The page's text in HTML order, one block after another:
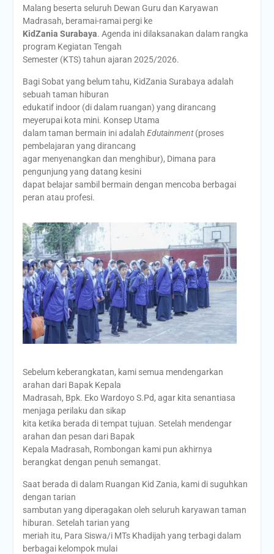
Malang beserta seluruh Dewan Guru dan Karyawan
Madrasah, beramai-ramai pergi ke
KidZania Surabaya. Agenda ini dilaksanakan dalam rangka
program Kegiatan Tengah
Semester (KTS) tahun ajaran 2025/2026.
Bagi Sobat yang belum tahu, KidZania Surabaya adalah
sebuah taman hiburan
edukatif indoor (di dalam ruangan) yang dirancang
meyerupai kota mini. Konsep Utama
dalam taman bermain ini adalah Edutainment(proses
pembelajaran yang dirancang
agar menyenangkan dan menghibur), Dimana para
pengunjung yang datang kesini
dapat belajar sambil bermain dengan mencoba berbagai
peran atau profesi.
Sebelum keberangkatan, kami semua mendengarkan
arahan dari Bapak Kepala
Madrasah, Bpk. Eko Wardoyo S.Pd, agar kita senantiasa
menjaga perilaku dan sikap
kita ketika berada di tempat tujuan. Setelah mendengar
arahan dan pesan dari Bapak
Kepala Madrasah, Rombongan kami pun akhirnya
berangkat dengan penuh semangat.
Saat berada di dalam Ruangan Kid Zania, kami di suguhkan
dengan tarian
sambutan yang diperagakan oleh seluruh karyawan taman
hiburan. Setelah tarian yang
meriah itu, Para Siswa/i MTs Khadijah yang terbagi dalam
berbagai kelompok mulai